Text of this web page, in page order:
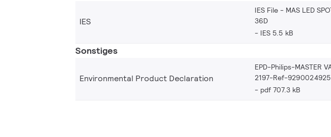
IES
IES File - MAS LED
36D
IES 5.5 kB
Sonstiges
Environmental Product Declaration
EPD-Philips-MASTER
2197-Ref-
pdf 707.3 kB